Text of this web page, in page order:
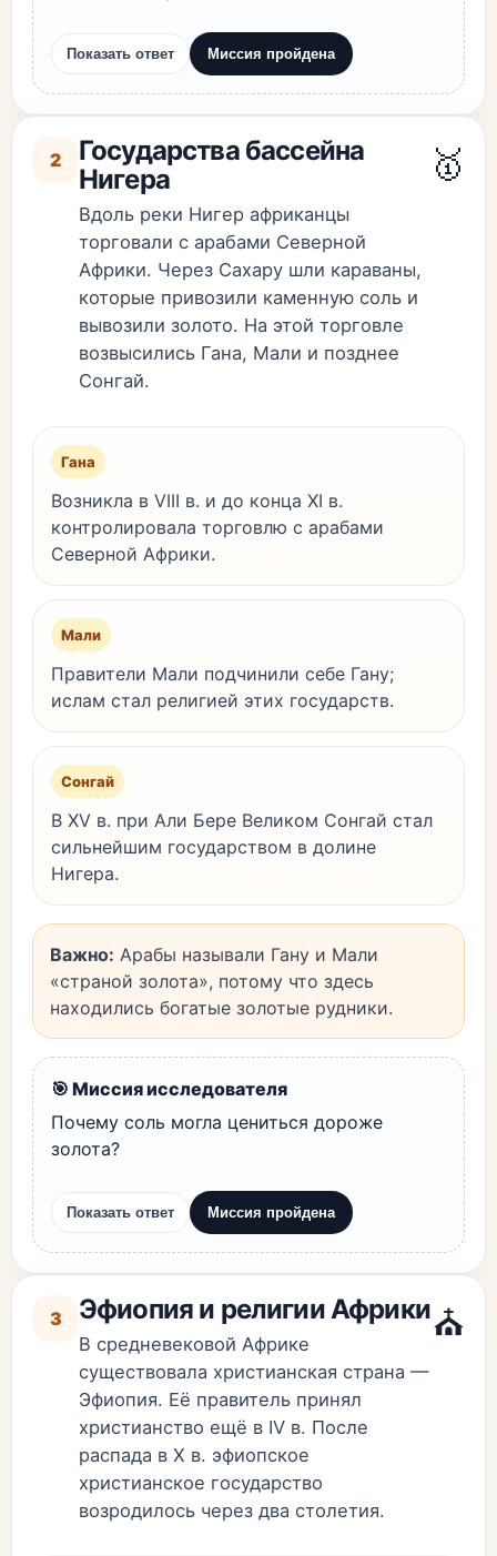
Показать ответ Миссия пройдена
2
Государства бассейна
Нигера
Вдоль реки Нигер африканцы
торговали с арабами Северной
Африки. Через Сахару шли караваны,
которые привозили каменную соль и
вывозили золото. На этой торговле
возвысились Гана, Мали и позднее
Сонгай.
🥇
Гана
Возникла в VIII в. и до конца XI в.
контролировала торговлю с арабами
Северной Африки.
Мали
Правители Мали подчинили себе Гану;
ислам стал религией этих государств.
Сонгай
В XV в. при Али Бере Великом Сонгай стал
сильнейшим государством в долине
Нигера.
Важно: Арабы называли Гану и Мали
«страной золота», потому что здесь
находились богатые золотые рудники.
🎯 Миссия исследователя
Почему соль могла цениться дороже
золота?
Показать ответ Миссия пройдена
3 Эфиопия и религии Африки
В средневековой Африке
существовала христианская страна —
Эфиопия. Её правитель принял
христианство ещё в IV в. После
распада в X в. эфиопское
христианское государство
возродилось через два столетия.
⛪